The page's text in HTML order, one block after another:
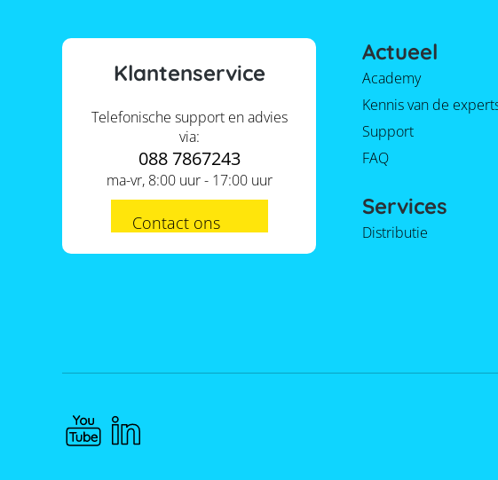
Klantenservice
Telefonische support en advies
via:
088 7867243
ma-vr, 8:00 uur - 17:00 uur
Contact ons
Actueel
Academy
Kennis van de
Support
FAQ
Services
Distributie